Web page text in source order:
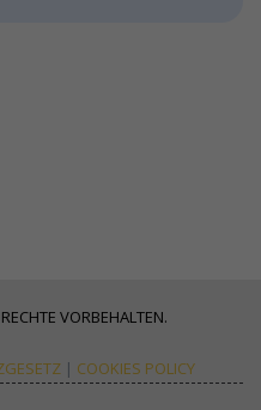
VORBEHALTEN.
| COOKIES POLICY